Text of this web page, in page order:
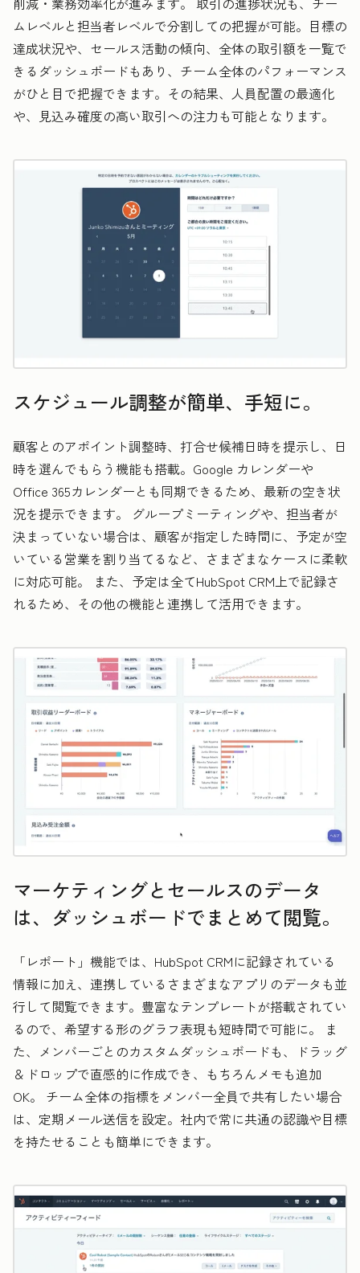
ムレベルと担当者レベルで分割しての把握が可能。目標の
達成状況や、セールス活動の傾向、全体の取引額を一覧で
きるダッシュボードもあり、チーム全体のパフォーマンス
がひと目で把握できます。その結果、人員配置の最適化
や、見込み確度の高い取引への注力も可能となります。
スケジュール調整が簡単、手短に。
顧客とのアポイント調整時、打合せ候補日時を提示し、日
時を選んでもらう機能も搭載。Google カレンダーや
Office 365カレンダーとも同期できるため、最新の空き状
況を提示できます。 グループミーティングや、担当者が
決まっていない場合は、顧客が指定した時間に、予定が空
いている営業を割り当てるなど、さまざまなケースに柔軟
に対応可能。 また、予定は全てHubSpot CRM上で記録さ
れるため、その他の機能と連携して活用できます。
マーケティングとセールスのデータ
は、ダッシュボードでまとめて閲覧。
「レポート」機能では、HubSpot CRMに記録されている
情報に加え、連携しているさまざまなアプリのデータも並
行して閲覧できます。豊富なテンプレートが搭載されてい
るので、希望する形のグラフ表現も短時間で可能に。 ま
た、メンバーごとのカスタムダッシュボードも、ドラッグ
＆ドロップで直感的に作成でき、もちろんメモも追加
OK。 チーム全体の指標をメンバー全員で共有したい場合
は、定期メール送信を設定。社内で常に共通の認識や目標
を持たせることも簡単にできます。